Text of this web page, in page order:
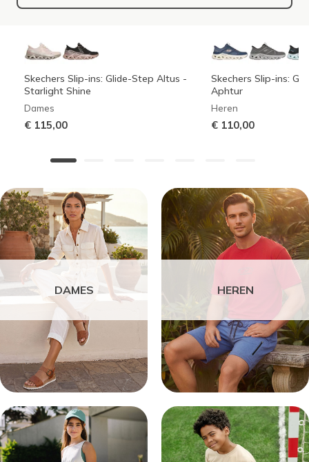
Skechers Slip-ins: Glide-Step Altus -
Starlight Shine
Dames
€ 115,00
Skechers Slip-ins:
Aphtur
Heren
€ 110,00
DAMES HEREN